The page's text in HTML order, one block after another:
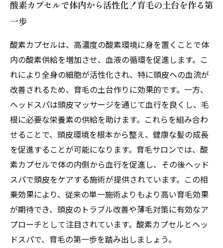
酸素カプセルで体内から活性化！育毛の土台を作る第
一歩
酸素カプセルは、高濃度の酸素環境に身を置くことで体
内の酸素供給を増加させ、血液の循環を促進します。こ
れにより全身の細胞が活性化され、特に頭皮への血流が
改善されるため、育毛の土台作りに効果的です。一方、
ヘッドスパは頭皮マッサージを通じて血行を良くし、毛
根に必要な栄養素の供給を助けます。これらを組み合わ
せることで、頭皮環境を根本から整え、健康な髪の成長
を促進することが可能になります。育毛サロンでは、酸
素カプセルで体の内側から血行を促進し、その後ヘッド
スパで頭皮をケアする施術が提供されています。この相
乗効果により、従来の単一施術よりもより高い育毛効果
が期待でき、頭皮のトラブル改善や薄毛対策に有効なア
プローチとして注目されています。酸素カプセルとヘッ
ドスパで、育毛の第一歩を踏み出しましょう。